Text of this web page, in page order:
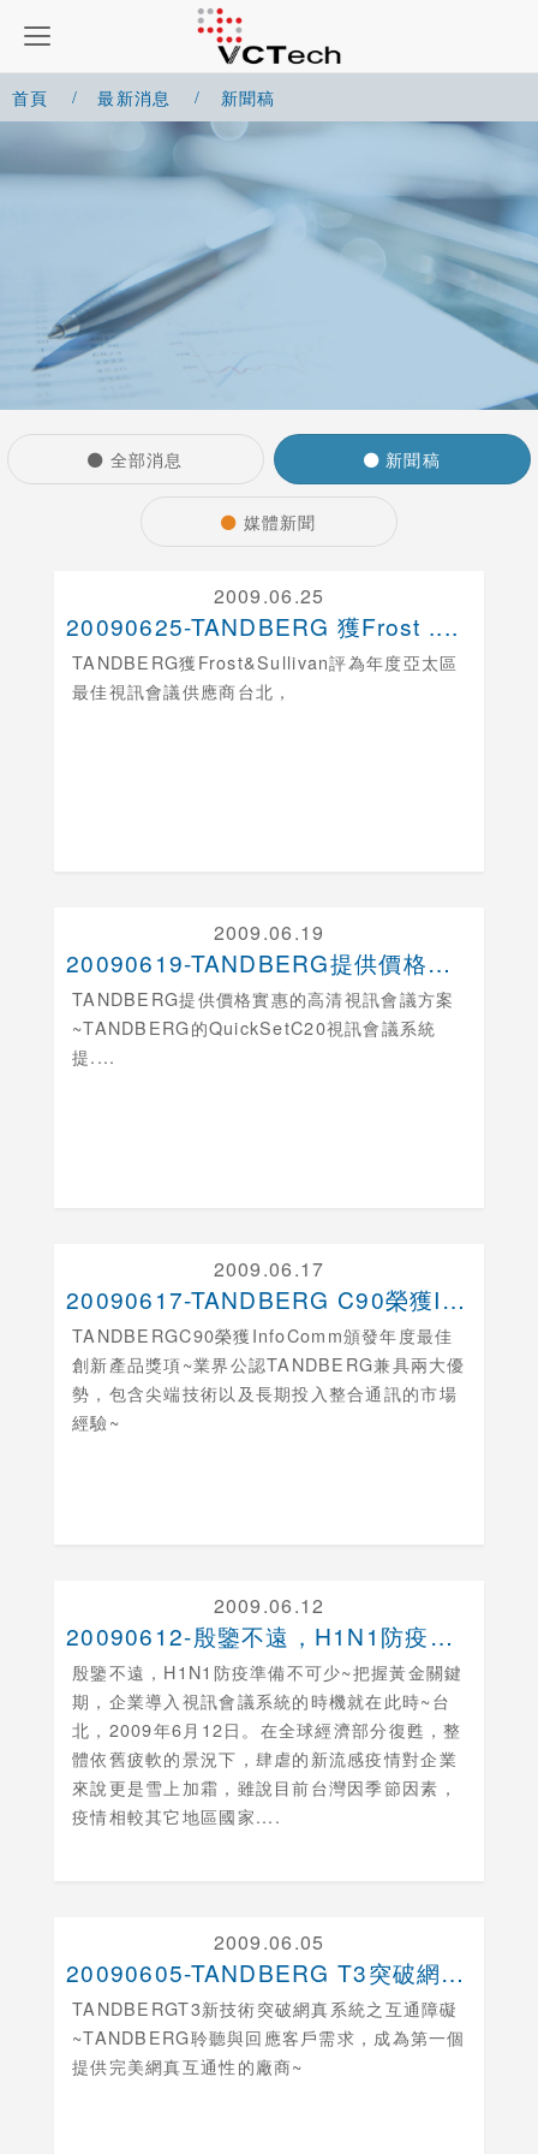
首頁 最新消息 新聞稿
全部消息 新聞稿
媒體新聞
2009.06.25
20090625-TANDBERG 獲Frost ....
TANDBERG獲Frost&Sullivan評為年度亞太區
最佳視訊會議供應商台北，
2009.06.19
20090619-TANDBERG提供價格實惠的高....
TANDBERG提供價格實惠的高清視訊會議方案
~TANDBERG的QuickSetC20視訊會議系統
提....
2009.06.17
20090617-TANDBERG C90榮獲In....
TANDBERGC90榮獲InfoComm頒發年度最佳
創新產品獎項~業界公認TANDBERG兼具兩大優
勢，包含尖端技術以及長期投入整合通訊的市場
經驗~
2009.06.12
20090612-殷鑒不遠，H1N1防疫準備不可少
殷鑒不遠，H1N1防疫準備不可少~把握黃金關鍵
期，企業導入視訊會議系統的時機就在此時~台
北，2009年6月12日。在全球經濟部分復甦，整
體依舊疲軟的景況下，肆虐的新流感疫情對企業
來說更是雪上加霜，雖說目前台灣因季節因素，
疫情相較其它地區國家....
2009.06.05
20090605-TANDBERG T3突破網真系....
TANDBERGT3新技術突破網真系統之互通障礙
~TANDBERG聆聽與回應客戶需求，成為第一個
提供完美網真互通性的廠商~